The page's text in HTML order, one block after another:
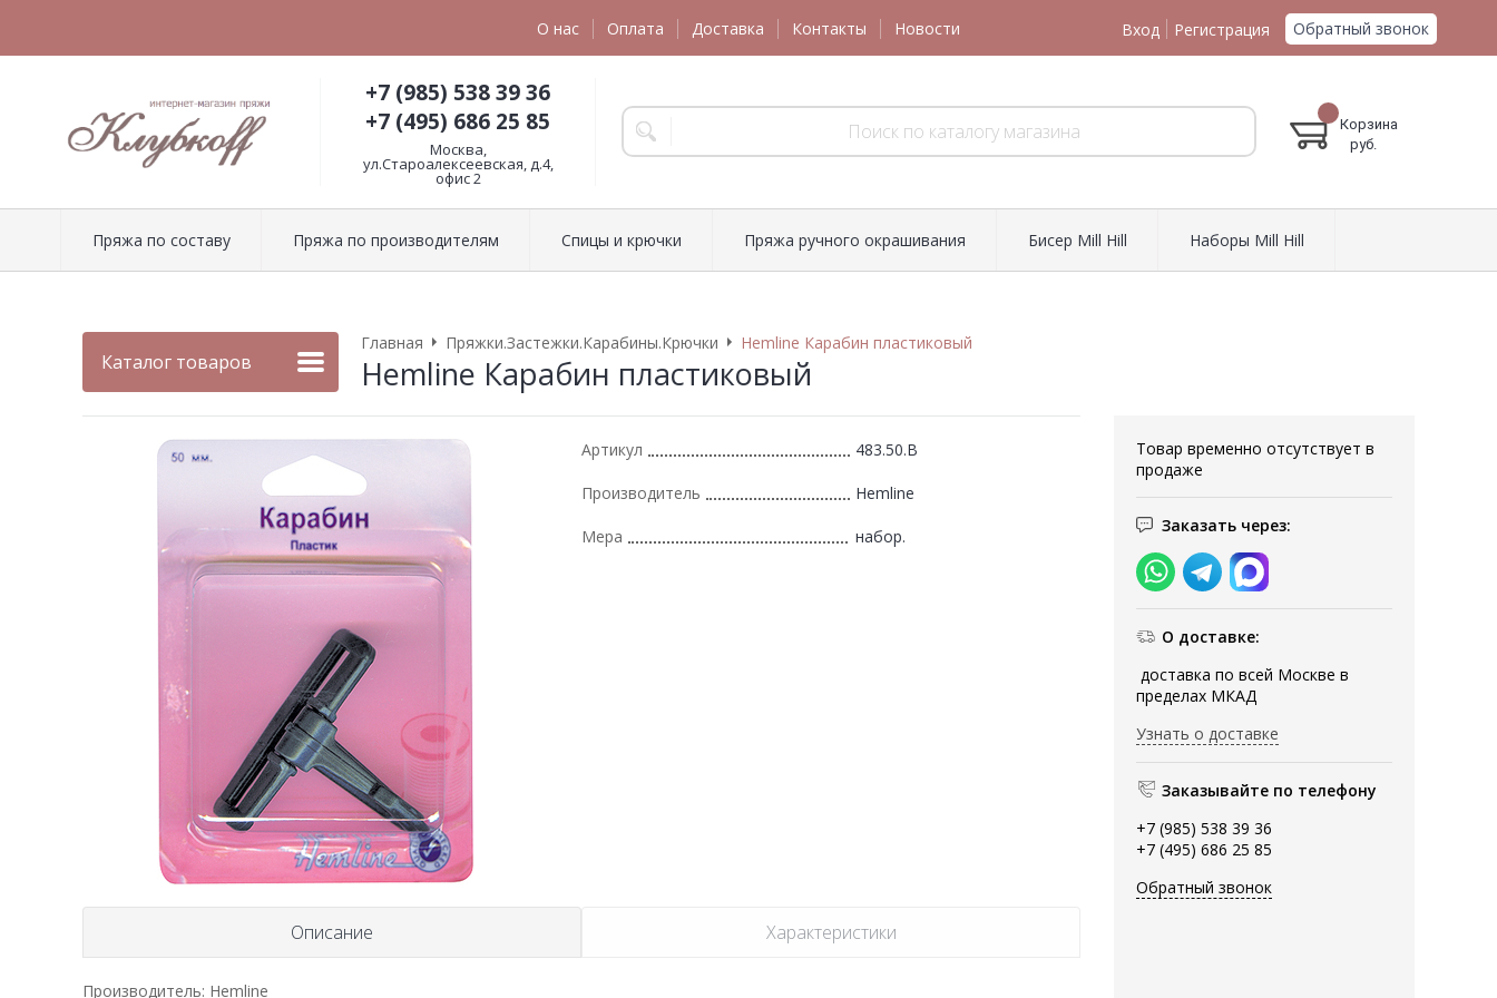
О нас Оплата Доставка Контакты Новости Вход Регистрация Обратный звонок
+7 (985) 538 39 36
+7 (495) 686 25 85
Москва,
ул.Староалексеевская, д.4,
офис 2
Корзина
руб.
Пряжа по составу Пряжа по производителям Спицы и крючки Пряжа ручного окрашивания Биcер Mill Hill Наборы Mill Hill
Каталог товаров
Главная Пряжки.Застежки.Карабины.Крючки Hemline Карабин пластиковый
Hemline Карабин пластиковый
Товар временно отсутствует в
продаже
Заказать через:
О доставке:
доставка по всей Москве в
пределах МКАД
Узнать о доставке
Заказывайте по телефону
+7 (985) 538 39 36
+7 (495) 686 25 85
Обратный звонок
Артикул 483.50.B
Производитель Hemline
Мера набор.
Описание Характеристики
Производитель: Hemline